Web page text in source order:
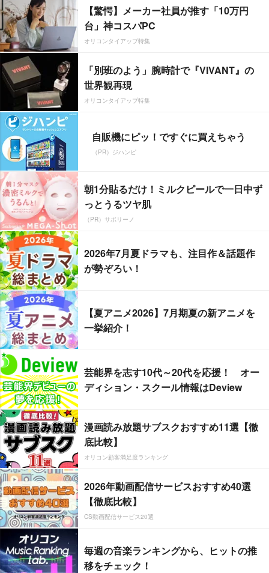
【驚愕】メーカー社員が推す「10万円
台」神コスパPC
オリコンタイアップ特集
「別班のよう」腕時計で『VIVANT』の
世界観再現
オリコンタイアップ特集
自販機にピッ！ですぐに買えちゃう
（PR）ジハンピ
朝1分貼るだけ！ミルクピールで一日中ず
っとうるツヤ肌
（PR）サボリーノ
2026年7月夏ドラマも、注目作＆話題作
が勢ぞろい！
【夏アニメ2026】7月期夏の新アニメを
一挙紹介！
芸能界を志す10代～20代を応援！ オー
ディション・スクール情報はDeview
漫画読み放題サブスクおすすめ11選【徹
底比較】
オリコン顧客満足度ランキング
2026年動画配信サービスおすすめ40選
【徹底比較】
CS動画配信サービス20選
毎週の音楽ランキングから、ヒットの推
移をチェック！